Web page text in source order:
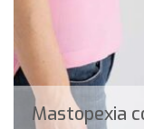
Mastopexia